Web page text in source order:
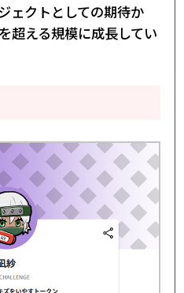
ェクトとしての期待か
を超える規模に成長してい